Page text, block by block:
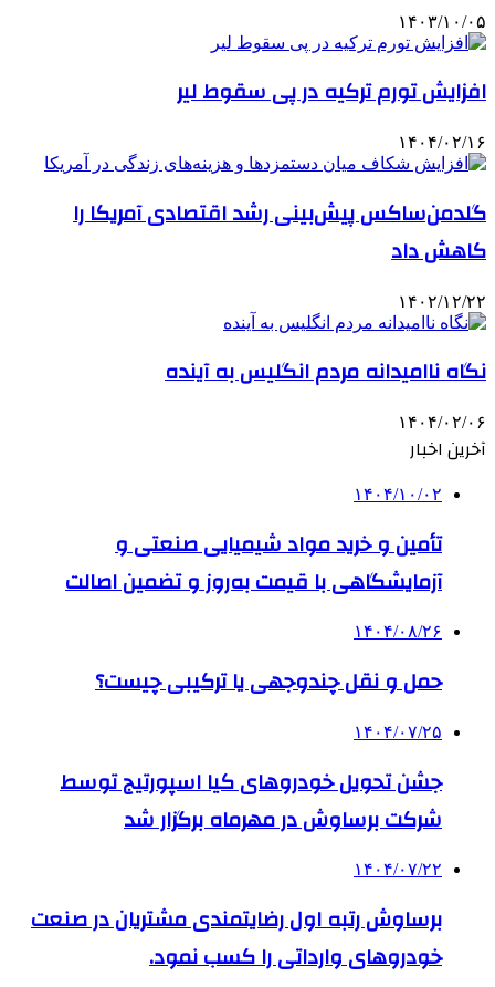
۱۴۰۳/۱۰/۰۵
افزایش تورم ترکیه در پی سقوط لیر
۱۴۰۴/۰۲/۱۶
گلدمن‌ساکس پیش‌بینی‌ رشد اقتصادی آمریکا را
کاهش داد
۱۴۰۲/۱۲/۲۲
نگاه ناامیدانه مردم انگلیس به آینده
۱۴۰۴/۰۲/۰۶
آخرین اخبار
۱۴۰۴/۱۰/۰۲
تأمین و خرید مواد شیمیایی صنعتی و
آزمایشگاهی با قیمت به‌روز و تضمین اصالت
۱۴۰۴/۰۸/۲۶
حمل و نقل چندوجهی یا ترکیبی چیست؟
۱۴۰۴/۰۷/۲۵
جشن تحویل خودروهای کیا اسپورتیج توسط
شرکت برساوش در مهرماه برگزار شد
۱۴۰۴/۰۷/۲۲
برساوش رتبه اول رضایتمندی مشتریان در صنعت
خودروهای وارداتی را کسب نمود.